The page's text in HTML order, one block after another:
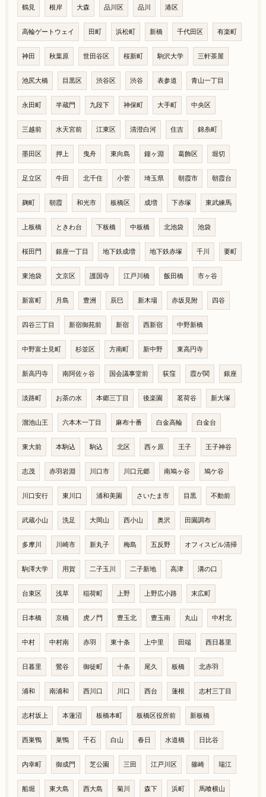
鶴見 根岸 大森 品川区 品川 港区
高輪ゲートウェイ 田町 浜松町 新橋 千代田区 有楽町
神田 秋葉原 世田谷区 桜新町 駒沢大学 三軒茶屋
池尻大橋 目黒区 渋谷区 渋谷 表参道 青山一丁目
永田町 半蔵門 九段下 神保町 大手町 中央区
三越前 水天宮前 江東区 清澄白河 住吉 錦糸町
墨田区 押上 曳舟 東向島 鐘ヶ淵 葛飾区 堀切
足立区 牛田 北千住 小菅 埼玉県 朝霞市 朝霞台
麹町 朝霞 和光市 板橋区 成増 下赤塚 東武練馬
上板橋 ときわ台 下板橋 中板橋 北池袋 池袋
桜田門 銀座一丁目 地下鉄成増 地下鉄赤塚 千川 要町
東池袋 文京区 護国寺 江戸川橋 飯田橋 市ヶ谷
新富町 月島 豊洲 辰巳 新木場 赤坂見附 四谷
四谷三丁目 新宿御苑前 新宿 西新宿 中野新橋
中野富士見町 杉並区 方南町 新中野 東高円寺
新高円寺 南阿佐ヶ谷 国会議事堂前 荻窪 霞が関 銀座
淡路町 お茶の水 本郷三丁目 後楽園 茗荷谷 新大塚
溜池山王 六本木一丁目 麻布十番 白金高輪 白金台
東大前 本駒込 駒込 北区 西ヶ原 王子 王子神谷
志茂 赤羽岩淵 川口市 川口元郷 南鳩ヶ谷 鳩ケ谷
川口安行 東川口 浦和美園 さいたま市 目黒 不動前
武蔵小山 洗足 大岡山 西小山 奥沢 田園調布
多摩川 川崎市 新丸子 梅島 五反野 オフィスビル清掃
駒澤大学 用賀 二子玉川 二子新地 高津 溝の口
台東区 浅草 稲荷町 上野 上野広小路 末広町
日本橋 京橋 虎ノ門 豊玉北 豊玉南 丸山 中村北
中村 中村南 赤羽 東十条 上中里 田端 西日暮里
日暮里 鶯谷 御徒町 十条 尾久 板橋 北赤羽
浦和 南浦和 西川口 川口 西台 蓮根 志村三丁目
志村坂上 本蓮沼 板橋本町 板橋区役所前 新板橋
西巣鴨 巣鴨 千石 白山 春日 水道橋 日比谷
内幸町 御成門 芝公園 三田 江戸川区 篠崎 瑞江
船堀 東大島 西大島 菊川 森下 浜町 馬喰横山